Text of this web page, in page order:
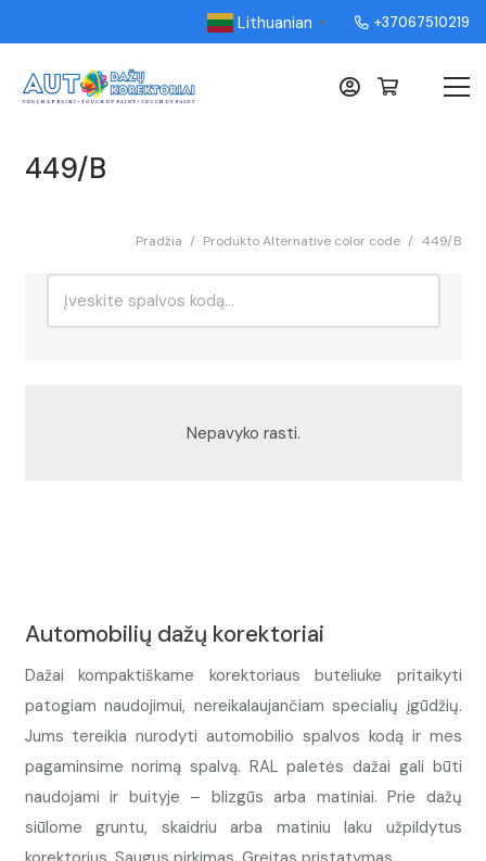
Lithuanian ▼ +37067510219
449/B
Pradžia / Produkto Alternative color code / 449/B
Nepavyko rasti.
Automobilių dažų korektoriai
Dažai kompaktiškame korektoriaus buteliuke pritaikyti
patogiam naudojimui, nereikalaujančiam specialių įgūdžių.
Jums tereikia nurodyti automobilio spalvos kodą ir mes
pagaminsime norimą spalvą. RAL paletės dažai gali būti
naudojami ir buityje – blizgūs arba matiniai. Prie dažų
siūlome gruntu, skaidriu arba matiniu laku užpildytus